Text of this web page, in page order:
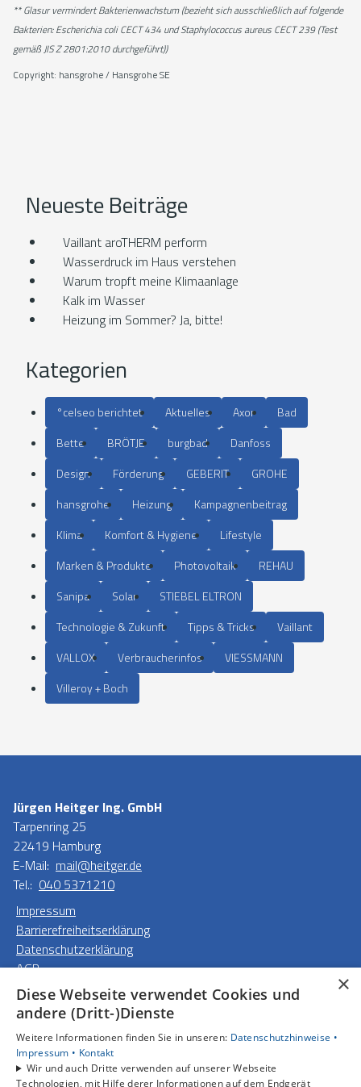
** Glasur vermindert Bakterienwachstum (bezieht sich ausschließlich auf folgende
Bakterien: Escherichia coli CECT 434 und Staphylococcus aureus CECT 239 (Test
gemäß JIS Z 2801:2010 durchgeführt))
Copyright: hansgrohe / Hansgrohe SE
Neueste Beiträge
Vaillant aroTHERM perform
Wasserdruck im Haus verstehen
Warum tropft meine Klimaanlage
Kalk im Wasser
Heizung im Sommer? Ja, bitte!
Kategorien
°celseo berichtet Aktuelles Axor
Bad
Bette
BRÖTJE burgbad
Danfoss
Design
Förderung GEBERIT
GROHE
hansgrohe
Heizung
Kampagnenbeitrag
Klima
Komfort & Hygiene
Lifestyle
Marken & Produkte
Photovoltaik
REHAU
Sanipa
Solar
STIEBEL ELTRON
Technologie & Zukunft
Tipps & Tricks
Vaillant
VALLOX
Verbraucherinfos
VIESSMANN
Villeroy + Boch
Jürgen Heitger Ing. GmbH
Tarpenring 25
22419 Hamburg
E-Mail: mail@heitger.de
Tel.: 040 5371210
Impressum
Barrierefreiheitserklärung
Datenschutzerklärung
AGB
Unsere Bereiche
Privatkunden
Gewerbekunden
Karriere
×
Diese Webseite verwendet Cookies und
andere (Dritt-)Dienste
Weitere Informationen finden Sie in unseren: Datenschutzhinweise •
Impressum • Kontakt
Wir und auch Dritte verwenden auf unserer Webseite
Technologien, mit Hilfe derer Informationen auf dem Endgerät